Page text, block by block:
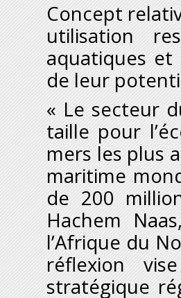
Concept
utilisation
aquatiques et
de leur
« Le secteur
taille pour
mers les plus
maritime
de 200
Hachem
l’Afrique du
réflexion
stratégique